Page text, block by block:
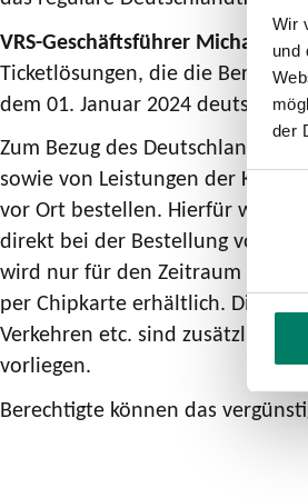
Wir
und
der
VRS-Geschäftsführer Michael
Ticketlösungen, die die
dem 01. Januar 2024
Zum Bezug des
sowie von Leistungen der
vor Ort bestellen. Hierfür wird
direkt bei der Bestellung
wird nur für den Zeitraum
per Chipkarte erhältlich. Die
Verkehren etc. sind zusätzlich
vorliegen.
Berechtigte können das